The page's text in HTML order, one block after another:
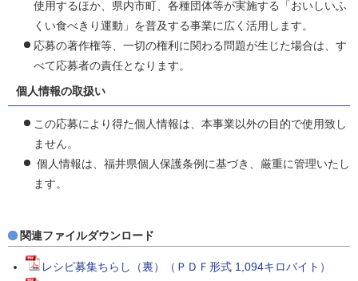
使用するほか、県内市町、各種団体等が実施する「おいしいふ
くい食べきり運動」を普及する事業に広く活用します。
応募の著作権等、一切の権利に関わる問題が生じた場合は、す
べて応募者の責任となります。
個人情報の取扱い
この応募により得た個人情報は、本事業以外の目的で使用致し
ません。
個人情報は、福井県個人保護条例に基づき、厳重に管理いたし
ます。
関連ファイルダウンロード
レシピ募集ちらし（裏）（ＰＤＦ形式 1,094キロバイト）